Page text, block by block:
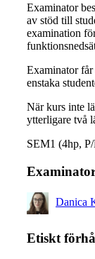
Examinator
av stöd till
examination
Examinator
enstaka
När kurs inte
ytterligare två
SEM1 (4hp,
Danica
Etiskt